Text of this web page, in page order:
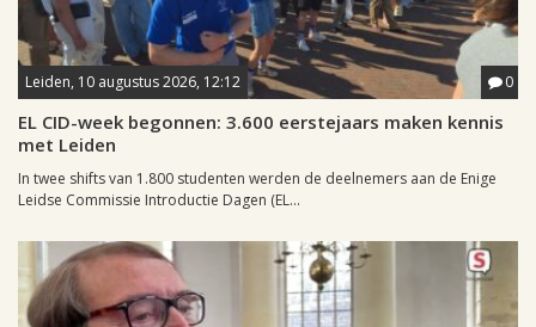
Leiden, 10 augustus 2026, 12:12 0
EL CID-week begonnen: 3.600 eerstejaars maken kennis
met Leiden
In twee shifts van 1.800 studenten werden de deelnemers aan de Enige
Leidse Commissie Introductie Dagen (EL...